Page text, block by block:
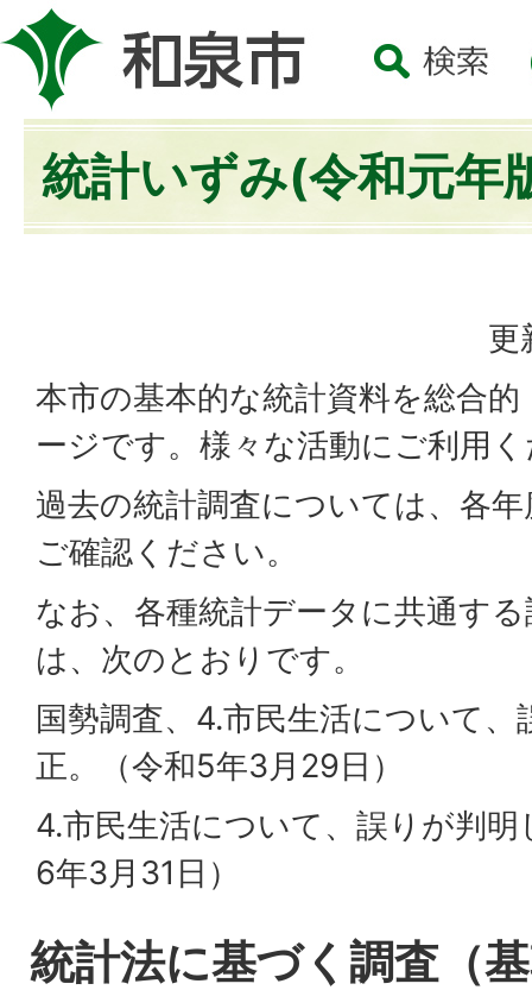
統計いずみ(令和元年
更
本市の基本的な統計資料を総合
ージです。様々な活動にご利用
過去の統計調査については、各
ご確認ください。
なお、各種統計データに共通す
は、次のとおりです。
国勢調査、4.市民生活について
正。（令和5年3月29日）
4.市民生活について、誤りが判
6年3月31日）
統計法に基づく調査（